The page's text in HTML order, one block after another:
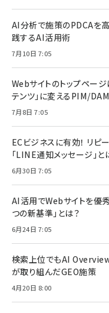
AI分析で施策のPDCAを
践するAI活用術
7月10日 7:05
Webサイトのトップペー
テンツ」に変えるPIM/
7月8日 7:05
ECビジネスに有効！ リ
「LINE通知メッセージ」と
6月30日 7:05
AI活用でWebサイトを優
つの新基準」とは？
6月24日 7:05
検索上位でもAI
が取り組んだGEO施策
4月20日 8:00